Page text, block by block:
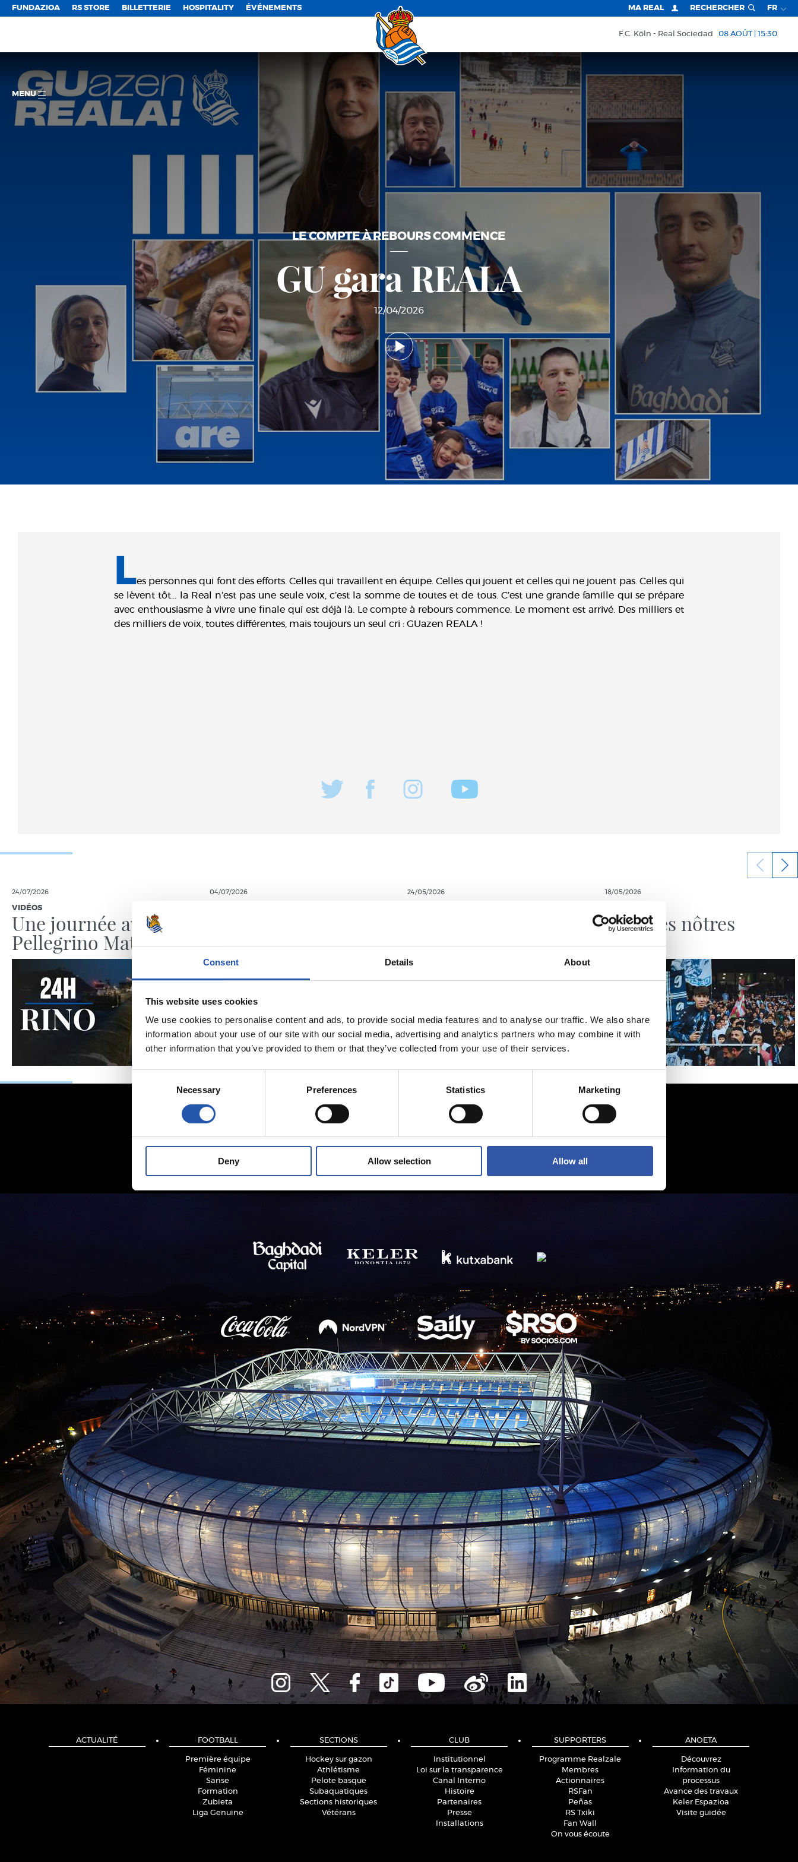
Consent Details About
This website uses cookies
We use cookies to personalise content and ads, to provide social media features and to analyse our traffic. We also share
information about your use of our site with our social media, advertising and analytics partners who may combine it with
other information that you’ve provided to them or that they’ve collected from your use of their services.
Necessary Preferences Statistics Marketing
Deny Allow selection Allow all
FUNDAZIOA RS STORE BILLETTERIE HOSPITALITY ÉVÉNEMENTS MA REAL RECHERCHER FR
F.C. Köln Real Sociedad 08 AOÛT | 15:30
MENU
LE COMPTE À REBOURS COMMENCE
GU gara REALA
12/04/2026
Les personnes qui font des efforts. Celles qui travaillent en équipe. Celles qui jouent et celles qui ne jouent pas. Celles qui
se lèvent tôt… la Real n’est pas une seule voix, c’est la somme de toutes et de tous. C’est une grande famille qui se prépare
avec enthousiasme à vivre une finale qui est déjà là. Le compte à rebours commence. Le moment est arrivé. Des milliers et
des milliers de voix, toutes différentes, mais toujours un seul cri : GUazen REALA !
24/07/2026
VIDÉOS
Une journée avec
Pellegrino Matarazzo
04/07/2026
lancée
24/05/2026 18/05/2026
L'un des nôtres
ACTUALITÉ FOOTBALL
Première équipe
Féminine
Sanse
Formation
Zubieta
Liga Genuine
SECTIONS
Hockey sur gazon
Athlétisme
Pelote basque
Subaquatiques
Sections historiques
Vétérans
CLUB
Institutionnel
Loi sur la transparence
Canal Interno
Histoire
Partenaires
Presse
Installations
SUPPORTERS
Programme Realzale
Membres
Actionnaires
RSFan
Peñas
RS Txiki
Fan Wall
On vous écoute
ANOETA
Découvrez
Information du
processus
Avance des travaux
Keler Espazioa
Visite guidée